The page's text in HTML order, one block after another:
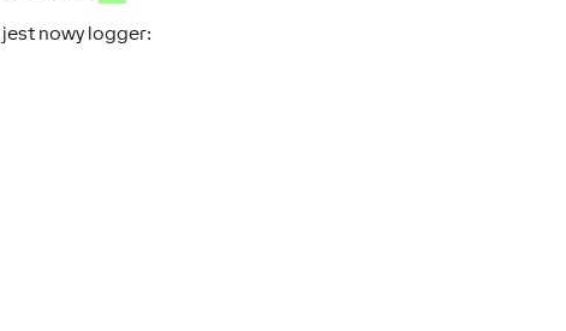
nowy logger: